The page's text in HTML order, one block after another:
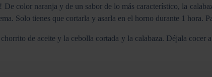
De color naranja y de un sabor de lo más característico, la
Solo tienes que cortarla y asarla en el horno durante 1 hora.
de aceite y la cebolla cortada y la calabaza. Déjala